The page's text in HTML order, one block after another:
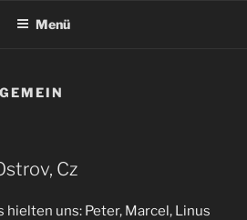
Menü
Cz
hielten uns: Peter, Marcel, Linus